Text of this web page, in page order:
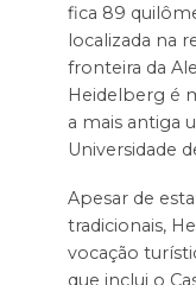
fica 89
localizada na
fronteira da
Heidelberg é
a mais antiga
Universidade
Apesar de
tradicionais,
vocação
que inclui o